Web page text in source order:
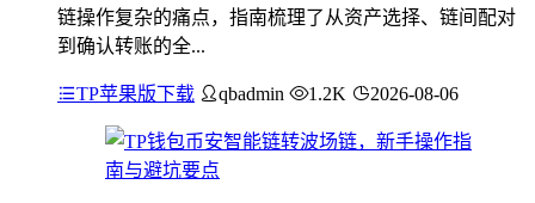
链操作复杂的痛点，指南梳理了从资产选择、链间配对
到确认转账的全...
TP苹果版下载 qbadmin 1.2K 2026-08-06